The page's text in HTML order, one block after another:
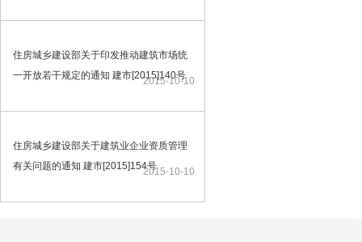
住房城乡建设部关于印发推动建筑市场统
一开放若干规定的通知 建市[2015]140号
2015-10-10
住房城乡建设部关于建筑业企业资质管理
有关问题的通知 建市[2015]154号2015-10-10